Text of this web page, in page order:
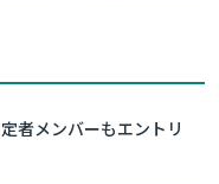
者メンバーもエントリ